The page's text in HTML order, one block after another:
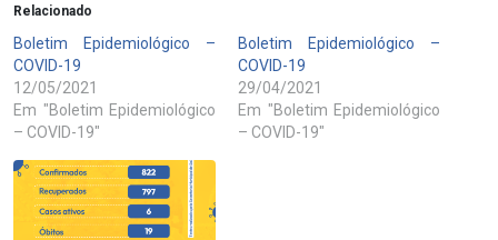
Relacionado
Boletim Epidemiológico –
COVID-19
12/05/2021
Em "Boletim Epidemiológico
– COVID-19"
Boletim Epidemiológico –
COVID-19
29/04/2021
Em "Boletim Epidemiológico
– COVID-19"